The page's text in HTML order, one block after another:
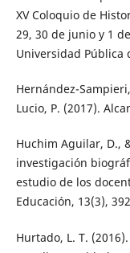
XV Coloquio de
29, 30 de junio y 1
Universidad Pública
Hernández-
Lucio, P. (2017).
Huchim Aguilar, D.,
investigación
estudio de los
Educación, 13(3),
Hurtado, L. T.